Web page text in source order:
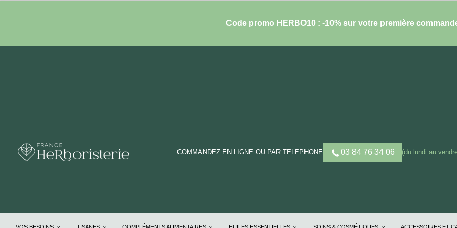
Code promo HERBO10 : -10% sur votre première
COMMANDEZ EN LIGNE OU PAR TELEPHONE 03 84 76 34 06 (du lundi au